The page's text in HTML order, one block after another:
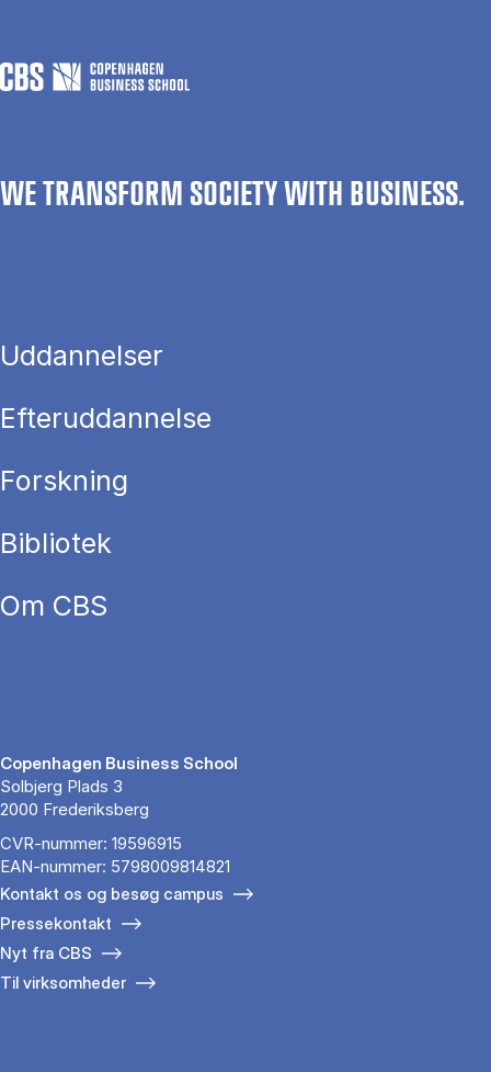
WE TRANSFORM SOCIETY WITH BUSINESS.
Uddannelser
Efteruddannelse
Forskning
Bibliotek
Om CBS
Copenhagen Business School
Solbjerg Plads 3
2000 Frederiksberg
CVR-nummer: 19596915
EAN-nummer: 5798009814821
Kontakt os og besøg campus
Pressekontakt
Nyt fra CBS
Til virksomheder